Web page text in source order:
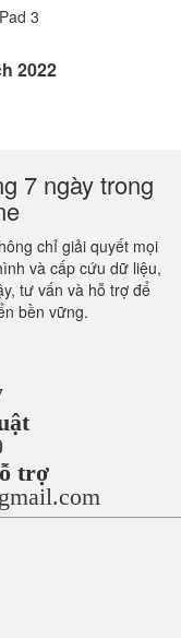
2022
7 ngày trong
chỉ giải quyết mọi
và cấp cứu dữ liệu,
tư vấn và hỗ trợ để
bền vững.
trợ